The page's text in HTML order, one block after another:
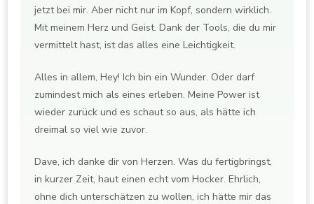
jetzt bei mir. Aber nicht nur im Kopf, sondern wirklich.
Mit meinem Herz und Geist. Dank der Tools, die du mir
vermittelt hast, ist das alles eine Leichtigkeit.
Alles in allem, Hey! Ich bin ein Wunder. Oder darf
zumindest mich als eines erleben. Meine Power ist
wieder zurück und es schaut so aus, als hätte ich
dreimal so viel wie zuvor.
Dave, ich danke dir von Herzen. Was du fertigbringst,
in kurzer Zeit, haut einen echt vom Hocker. Ehrlich,
ohne dich unterschätzen zu wollen, ich hätte mir das